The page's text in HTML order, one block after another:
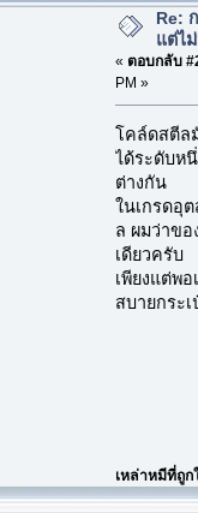
Re:
แต่ไ
« ตอบกลับ
PM »
โคล์ดสตีล
ได้ระดับห
ต่างกัน
ในเกรดอุ
ล ผมว่าข
เดียวครับ
เพียงแต่พ
สบายกระเ
เหล่าหมีที่ถูก